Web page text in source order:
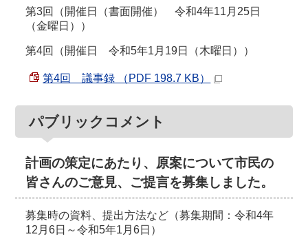
第3回（開催日（書面開催） 令和4年11月25日
（金曜日））
第4回（開催日 令和5年1月19日（木曜日））
第4回 議事録 （PDF 198.7 KB）
パブリックコメント
計画の策定にあたり、原案について市民の
皆さんのご意見、ご提言を募集しました。
募集時の資料、提出方法など（募集期間：令和4年
12月6日～令和5年1月6日）